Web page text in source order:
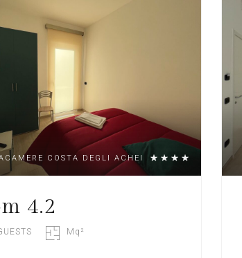
COSTA DEGLI ACHEI
4.2
Mq²